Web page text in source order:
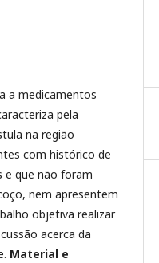
a medicamentos
pela
na região
com histórico de
e que não foram
nem apresentem
objetiva realizar
acerca da
Material e